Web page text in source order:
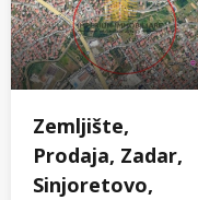
Zemljište,
Prodaja, Zadar,
Sinjoretovo,